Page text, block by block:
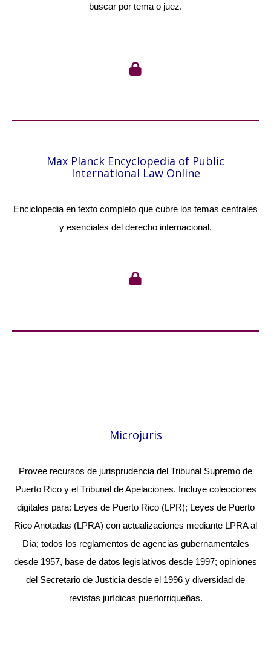
buscar por tema o juez.
Max Planck Encyclopedia of Public
International Law Online
Enciclopedia en texto completo que cubre los temas centrales
y esenciales del derecho internacional.
Microjuris
Provee recursos de jurisprudencia del Tribunal Supremo de
Puerto Rico y el Tribunal de Apelaciones. Incluye colecciones
digitales para: Leyes de Puerto Rico (LPR); Leyes de Puerto
Rico Anotadas (LPRA) con actualizaciones mediante LPRA al
Día; todos los reglamentos de agencias gubernamentales
desde 1957, base de datos legislativos desde 1997; opiniones
del Secretario de Justicia desde el 1996 y diversidad de
revistas jurídicas puertorriqueñas.